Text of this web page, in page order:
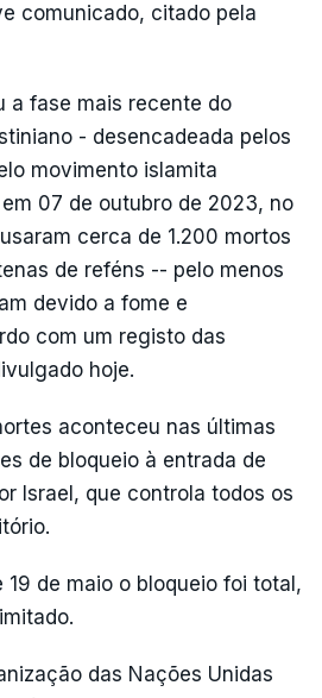
comunicado, citado pela
a fase mais recente do
- desencadeada pelos
movimento islamita
07 de outubro de 2023, no
cerca de 1.200 mortos
de reféns -- pelo menos
devido a fome e
com um registo das
hoje.
aconteceu nas últimas
de bloqueio à entrada de
Israel, que controla todos os
19 de maio o bloqueio foi total,
das Nações Unidas